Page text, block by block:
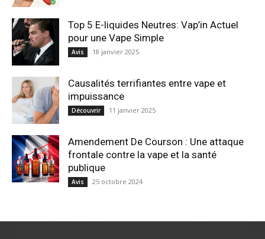
Top 5 E-liquides Neutres: Vap’in Actuel
pour une Vape Simple
Avis 18 janvier 2025
Causalités terrifiantes entre vape et
impuissance
Découvrir 11 janvier 2025
Amendement De Courson : Une attaque
frontale contre la vape et la santé
publique
Avis 25 octobre 2024